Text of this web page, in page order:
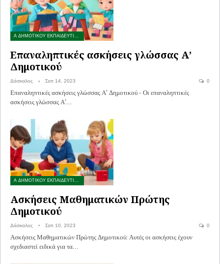
Α ΔΗΜΟΤΙΚΟΥ ΕΚΠΑΙΔΕΥΤΙΚΟ ΥΛΙΚΟ
Επαναληπτικές ασκήσεις γλώσσας Α’
Δημοτικού
Δάσκαλος Σεπ 14, 2023 0
Επαναληπτικές ασκήσεις γλώσσας Α' Δημοτικού - Οι επαναληπτικές
ασκήσεις γλώσσας Α'…
Ασκήσεις Μαθηματικών Πρώτης
Δημοτικού
Δάσκαλος Σεπ 10, 2023 0
Ασκήσεις Μαθηματικών Πρώτης Δημοτικού: Αυτές οι ασκήσεις έχουν
σχεδιαστεί ειδικά για τα…